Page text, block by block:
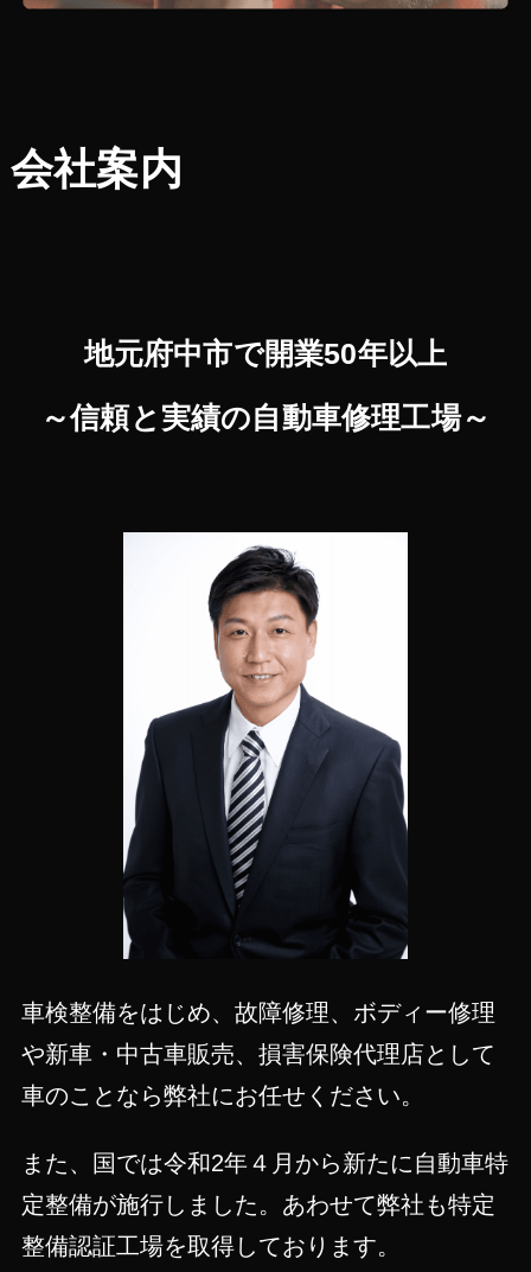
会社案内
地元府中市で開業50年以上
～信頼と実績の自動車修理工場～
車検整備をはじめ、故障修理、ボディー修理
や新車・中古車販売、損害保険代理店として
車のことなら弊社にお任せください。
また、国では令和2年４月から新たに自動車特
定整備が施行しました。あわせて弊社も特定
整備認証工場を取得しております。